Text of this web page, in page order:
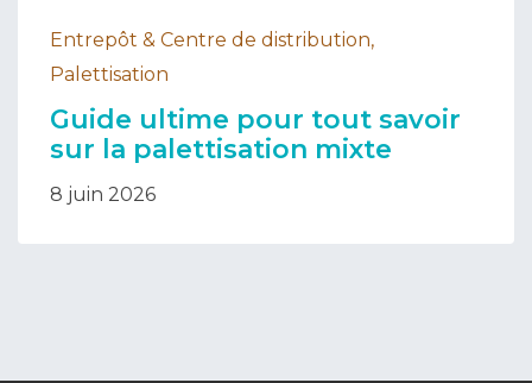
Entrepôt & Centre de distribution,
Palettisation
Guide ultime pour tout savoir
sur la palettisation mixte
8 juin 2026